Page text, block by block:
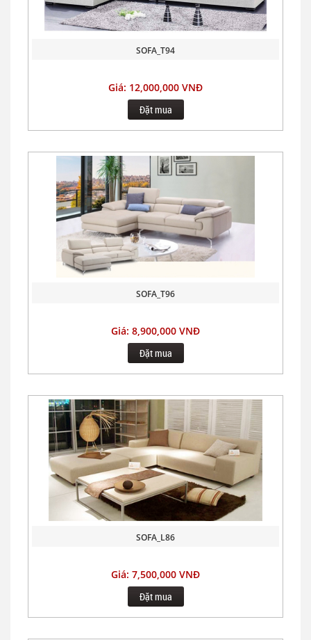
SOFA_T94
Giá: 12,000,000 VNĐ
Đặt mua
SOFA_T96
Giá: 8,900,000 VNĐ
Đặt mua
SOFA_L86
Giá: 7,500,000 VNĐ
Đặt mua